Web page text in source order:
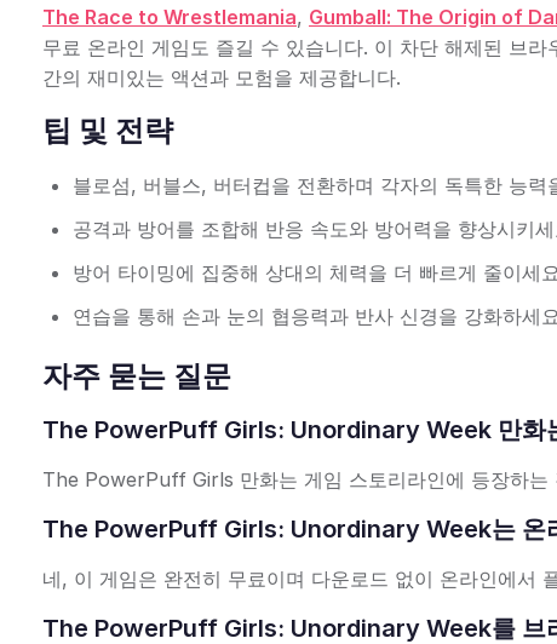
The Race to Wrestlemania, Gumball: The Origin of
무료 온라인 게임도 즐길 수 있습니다. 이 차단 해제된 브
간의 재미있는 액션과 모험을 제공합니다.
팁 및 전략
블로섬, 버블스, 버터컵을 전환하며 각자의 독특한 능력
공격과 방어를 조합해 반응 속도와 방어력을 향상시키
방어 타이밍에 집중해 상대의 체력을 더 빠르게 줄이세
연습을 통해 손과 눈의 협응력과 반사 신경을 강화하세
자주 묻는 질문
The PowerPuff Girls: Unordinary Week 만화
The PowerPuff Girls 만화는 게임 스토리라인에 등장하
The PowerPuff Girls: Unordinary Week는 온
네, 이 게임은 완전히 무료이며 다운로드 없이 온라인에서
The PowerPuff Girls: Unordinary Week를 브